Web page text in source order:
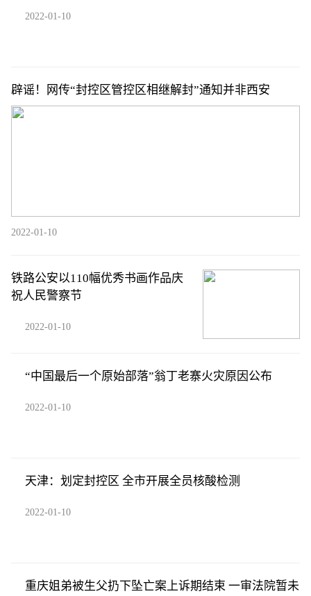
2022-01-10
辟谣！网传“封控区管控区相继解封”通知并非西安
2022-01-10
铁路公安以110幅优秀书画作品庆
祝人民警察节
2022-01-10
“中国最后一个原始部落”翁丁老寨火灾原因公布
2022-01-10
天津：划定封控区 全市开展全员核酸检测
2022-01-10
重庆姐弟被生父扔下坠亡案上诉期结束 一审法院暂未